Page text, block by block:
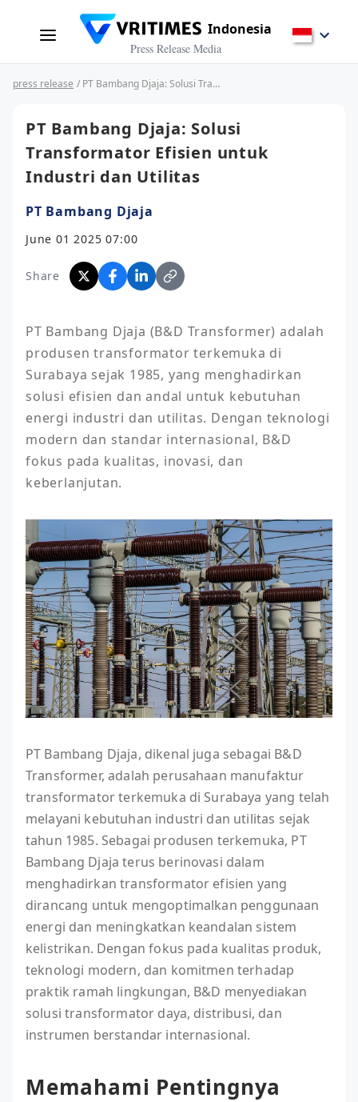
Indonesia
Press Release Media
press release / PT Bambang Djaja: Solusi Transformator Efisien untuk Industri dan Utilitas
PT Bambang Djaja: Solusi
Transformator Efisien untuk
Industri dan Utilitas
PT Bambang Djaja
June 01 2025 07:00
Share
PT Bambang Djaja (B&D Transformer) adalah
produsen transformator terkemuka di
Surabaya sejak 1985, yang menghadirkan
solusi efisien dan andal untuk kebutuhan
energi industri dan utilitas. Dengan teknologi
modern dan standar internasional, B&D
fokus pada kualitas, inovasi, dan
keberlanjutan.
PT Bambang Djaja, dikenal juga sebagai B&D
Transformer, adalah perusahaan manufaktur
transformator terkemuka di Surabaya yang telah
melayani kebutuhan industri dan utilitas sejak
tahun 1985. Sebagai produsen terkemuka, PT
Bambang Djaja terus berinovasi dalam
menghadirkan transformator efisien yang
dirancang untuk mengoptimalkan penggunaan
energi dan meningkatkan keandalan sistem
kelistrikan. Dengan fokus pada kualitas produk,
teknologi modern, dan komitmen terhadap
praktik ramah lingkungan, B&D menyediakan
solusi transformator daya, distribusi, dan
instrumen berstandar internasional.
Memahami Pentingnya